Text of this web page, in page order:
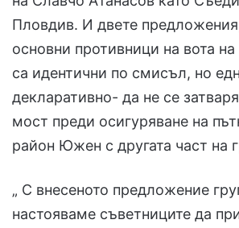
Пловдив. И двете
основни противници на вота
са идентични по смисъл, но
декларативно- да не се
мост преди осигуряване на
район Южен с другата част на
„ С внесеното предложение
настояваме съветниците да